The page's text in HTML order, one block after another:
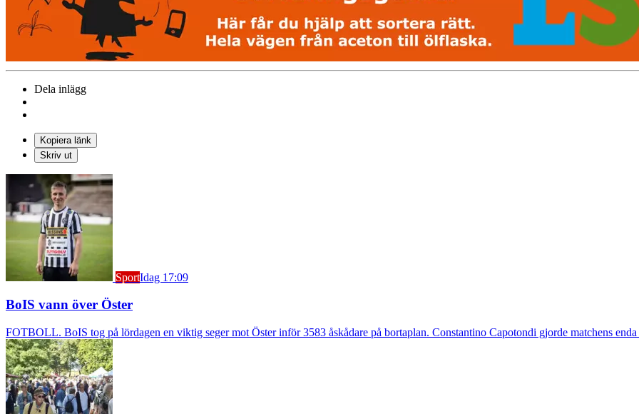
Dela inlägg
Kopiera länk
Skriv ut
SportIdag 17:09
BoIS vann över Öster
FOTBOLL. BoIS tog på lördagen en viktig seger mot Öster inför 3583 åskådare på bortaplan. Constantino Capotondi gjorde matchens